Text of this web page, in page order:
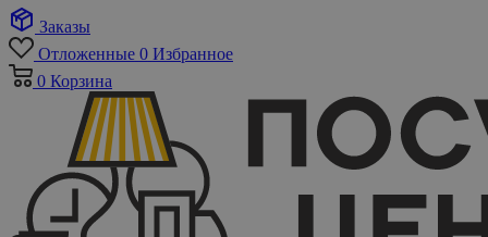
Заказы
Отложенные 0 Избранное
0 Корзина